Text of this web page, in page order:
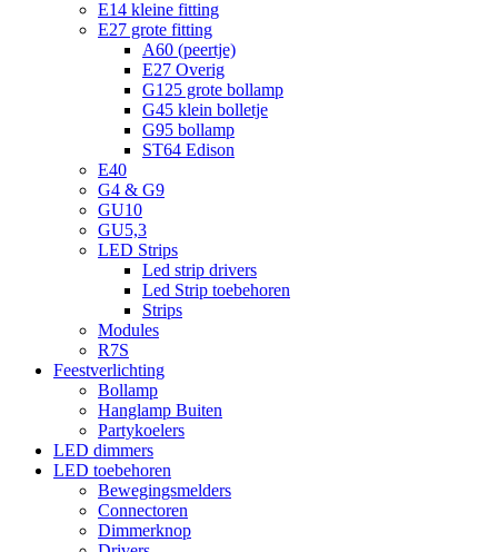
E14 kleine fitting
E27 grote fitting
A60 (peertje)
E27 Overig
G125 grote bollamp
G45 klein bolletje
G95 bollamp
ST64 Edison
E40
G4 & G9
GU10
GU5,3
LED Strips
Led strip drivers
Led Strip toebehoren
Strips
Modules
R7S
Feestverlichting
Bollamp
Hanglamp Buiten
Partykoelers
LED dimmers
LED toebehoren
Bewegingsmelders
Connectoren
Dimmerknop